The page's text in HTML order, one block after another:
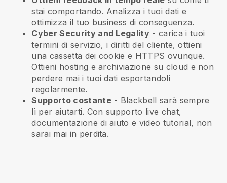
stai comportando. Analizza i tuoi dati e
ottimizza il tuo business di conseguenza.
Cyber Security and Legality - carica i tuoi
termini di servizio, i diritti del cliente, ottieni
una cassetta dei cookie e HTTPS ovunque.
Ottieni hosting e archiviazione su cloud e non
perdere mai i tuoi dati esportandoli
regolarmente.
Supporto costante- Blackbell sarà sempre
lì per aiutarti. Con supporto live chat,
documentazione di aiuto e video tutorial, non
sarai mai in perdita.